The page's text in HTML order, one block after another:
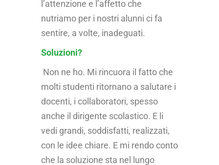
l’attenzione e l’affetto che
nutriamo per i nostri alunni ci fa
sentire, a volte, inadeguati.
Soluzioni?
Non ne ho. Mi rincuora il fatto che
molti studenti ritornano a salutare i
docenti, i collaboratori, spesso
anche il dirigente scolastico. E li
vedi grandi, soddisfatti, realizzati,
con le idee chiare. E mi rendo conto
che la soluzione sta nel lungo